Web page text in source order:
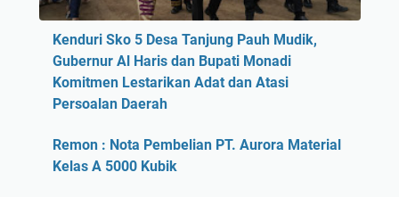
Kenduri Sko 5 Desa Tanjung Pauh Mudik,
Gubernur Al Haris dan Bupati Monadi
Komitmen Lestarikan Adat dan Atasi
Persoalan Daerah
Remon : Nota Pembelian PT. Aurora Material
Kelas A 5000 Kubik